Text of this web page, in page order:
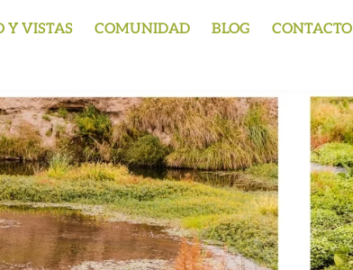
Y VISTAS COMUNIDAD BLOG CONTACTO